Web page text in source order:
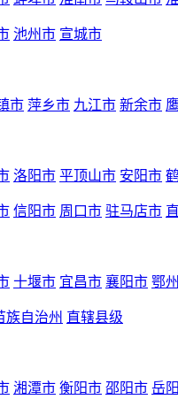
池州市 宣城市
市 萍乡市 九江市 新余市
洛阳市 平顶山市 安阳市
信阳市 周口市 驻马店市
十堰市 宜昌市 襄阳市 鄂
族自治州 直辖县级
湘潭市 衡阳市 邵阳市 岳